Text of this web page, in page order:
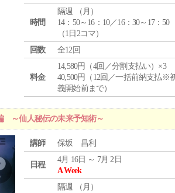
時間
隔週 （ 月 ）
14：50～16：10／16：30～17：50
（1日2コマ）
回数
全12回
料金
14,580円（4回／分割支払い）×3
40,500円（12回／一括前納支払※
義開始前まで）
～仙人秘伝の未来予知術～
講師 保坂 昌利
日程
4月 16日 ～ 7月 2日
A Week
隔週 （ 月 ）